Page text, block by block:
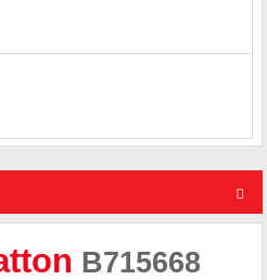
B715668